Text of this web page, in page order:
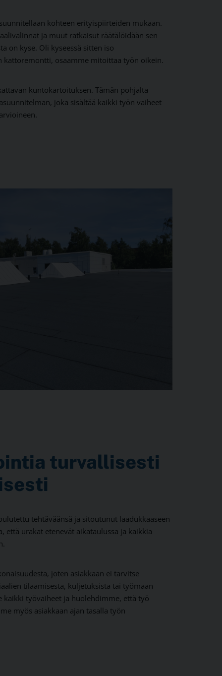
kohteen erityispiirteiden mukaan.
ja muut ratkaisut räätälöidään sen
on kyse. Oli kyseessä sitten iso
kattoremontti, osaamme mitoittaa työn oikein.
kuntokartoituksen. Tämän pohjalta
joka sisältää kaikki työn vaiheet
a turvallisesti
tehtäväänsä ja sitoutunut laadukkaaseen
että urakat etenevät aikataulussa ja kaikkia
joten asiakkaan ei tarvitse
tilaamisesta, kuljetuksista tai työmaan
työvaiheet ja huolehdimme, että työ
myös asiakkaan ajan tasalla työn